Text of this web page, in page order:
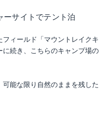
ーサイトでテント泊
ィールド「マウントレイクキ
続き、こちらのキャンプ場の
能な限り自然のままを残した